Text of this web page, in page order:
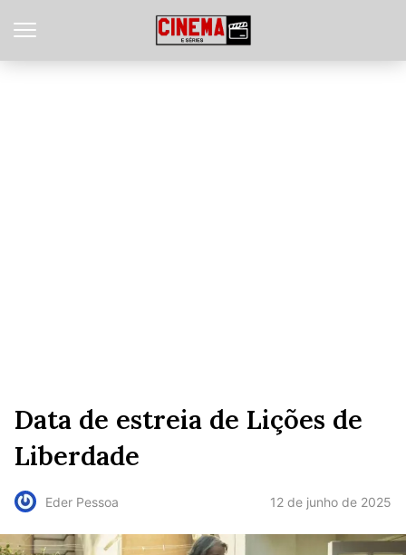
Data de estreia de Lições de
Liberdade
Eder Pessoa 12 de junho de 2025